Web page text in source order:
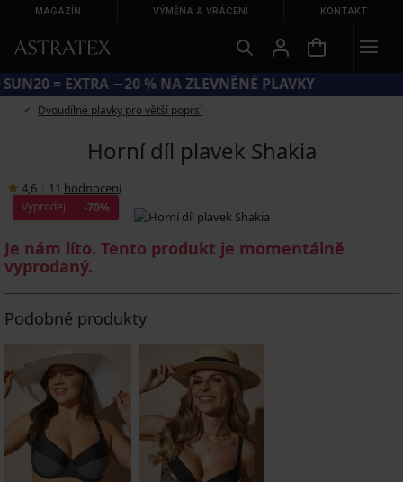
MAGAZÍN VÝMĚNA A VRÁCENÍ KONTAKT
KÓD SUN20 = EXTRA −20 % NA ZLEVNĚNÉ PLAVKY
Dvoudílné plavky pro větší poprsí
Horní díl plavek Shakia
4,6 11 hodnocení
Výprodej -70%
Je nám líto. Tento produkt je momentálně
vyprodaný.
Podobné produkty